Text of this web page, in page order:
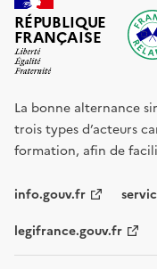
RÉPUBLIQUE
FRANÇAISE
La bonne alternance
trois types d’acteurs
formation, afin de
info.gouv.fr
legifrance.gouv.fr